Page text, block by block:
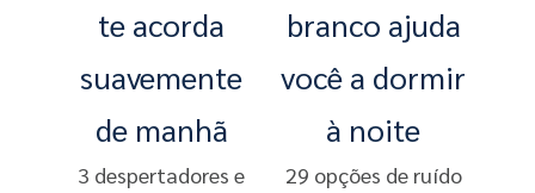
te acorda
suavemente
de manhã
3 despertadores e
branco ajuda
você a dormir
à noite
29 opções de ruído